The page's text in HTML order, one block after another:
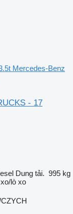
Mercedes-Benz
- 17
Dung tải. 995 kg
lò xo